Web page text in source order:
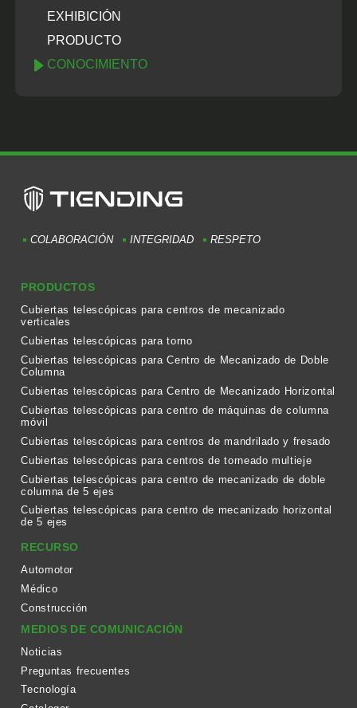
EXHIBICIÓN
PRODUCTO
CONOCIMIENTO
COLABORACIÓN INTEGRIDAD RESPETO
PRODUCTOS
Cubiertas telescópicas para centros de mecanizado
verticales
Cubiertas telescópicas para torno
Cubiertas telescópicas para Centro de Mecanizado de Doble
Columna
Cubiertas telescópicas para Centro de Mecanizado Horizontal
Cubiertas telescópicas para centro de máquinas de columna
móvil
Cubiertas telescópicas para centros de mandrilado y fresado
Cubiertas telescópicas para centros de torneado multieje
Cubiertas telescópicas para centro de mecanizado de doble
columna de 5 ejes
Cubiertas telescópicas para centro de mecanizado horizontal
de 5 ejes
RECURSO
Automotor
Médico
Construcción
MEDIOS DE COMUNICACIÓN
Noticias
Preguntas frecuentes
Tecnología